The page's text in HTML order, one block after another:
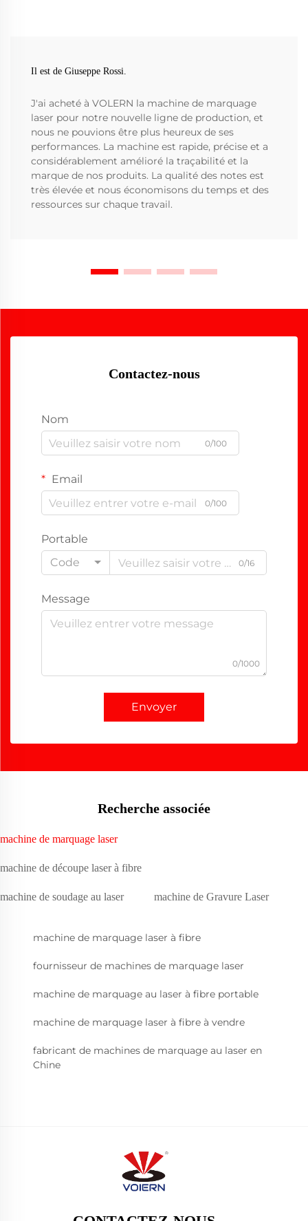
Il est de Giuseppe Rossi.
J'ai acheté à VOLERN la machine de marquage
laser pour notre nouvelle ligne de production, et
nous ne pouvions être plus heureux de ses
performances. La machine est rapide, précise et a
considérablement amélioré la traçabilité et la
marque de nos produits. La qualité des notes est
très élevée et nous économisons du temps et des
ressources sur chaque travail.
Contactez-nous
Nom
0/100
Email
0/100
Portable
Code
0/16
Message
0/1000
Envoyer
Recherche associée
machine de marquage laser
machine de découpe laser à fibre
machine de soudage au laser machine de Gravure Laser
machine de marquage laser à fibre
fournisseur de machines de marquage laser
machine de marquage au laser à fibre portable
machine de marquage laser à fibre à vendre
fabricant de machines de marquage au laser en
Chine